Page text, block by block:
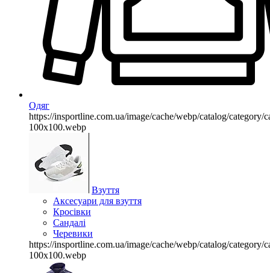
Одяг
https://insportline.com.ua/image/cache/webp/catalog/category/
100x100.webp
Взуття
Аксесуари для взуття
Кросівки
Сандалі
Черевики
https://insportline.com.ua/image/cache/webp/catalog/category/
100x100.webp